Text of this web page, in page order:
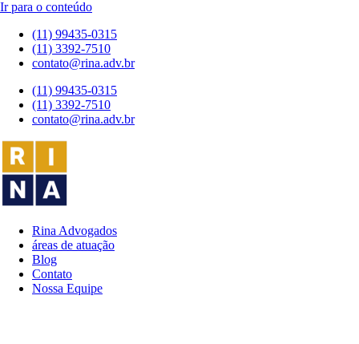
Ir para o conteúdo
(11) 99435-0315
(11) 3392-7510
contato@rina.adv.br
(11) 99435-0315
(11) 3392-7510
contato@rina.adv.br
Rina Advogados
áreas de atuação
Blog
Contato
Nossa Equipe